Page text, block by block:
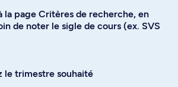
la page Critères de recherche, en
de noter le sigle de cours (ex. SVS
le trimestre souhaité